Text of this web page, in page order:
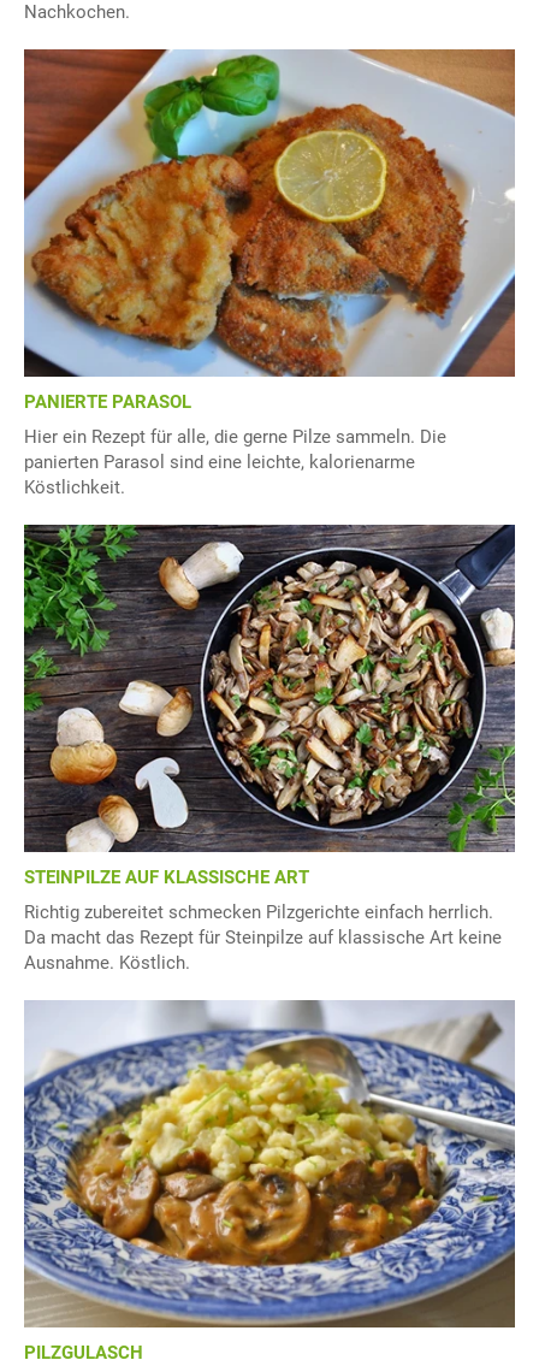
Nachkochen.
PANIERTE PARASOL
Hier ein Rezept für alle, die gerne Pilze sammeln. Die
panierten Parasol sind eine leichte, kalorienarme
Köstlichkeit.
STEINPILZE AUF KLASSISCHE ART
Richtig zubereitet schmecken Pilzgerichte einfach herrlich.
Da macht das Rezept für Steinpilze auf klassische Art keine
Ausnahme. Köstlich.
PILZGULASCH